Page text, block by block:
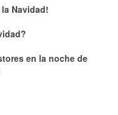
la Navidad!
en la noche de